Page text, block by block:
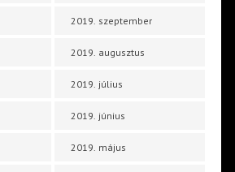
2019. szeptember
2019. augusztus
2019. július
2019. június
2019. május